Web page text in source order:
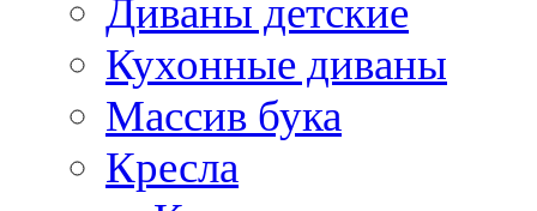
Диваны детские
Кухонные диваны
Массив бука
Кресла